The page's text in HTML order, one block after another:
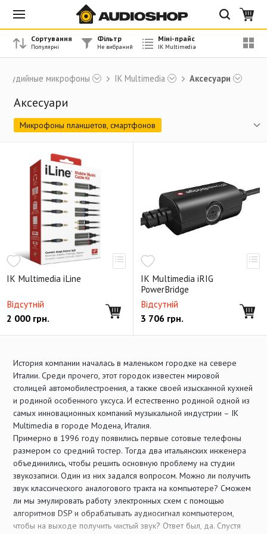
Студийные микрофоны IK Multimedia Аксесуари
Аксесуари
Микрофоны планшетов, смартфонов
Аксесуари
IK Multimedia iLine
Відсутній
2 000 грн.
IK Multimedia iRIG
PowerBridge
Відсутній
3 706 грн.
Сортування Фільтр Міні-прайс
История компании началась в маленьком городке на севере
Италии. Среди прочего, этот городок известен мировой
столицей автомобилестроения, а также своей изысканной кухней
и родиной особенного уксуса. И естественно родиной одной из
самых инновационных компаний музыкальной индустрии – IK
Multimedia в городе Модена, Италия.
Примерно в 1996 году появились первые сотовые телефоны
размером со средний тостер. Тогда два итальянских инженера
объединились, чтобы решить основную проблему на студии
звукозаписи. Один из них задался вопросом. Можно ли получить
звук классического аналогового тракта на компьютере? Сможем
ли мы эмулировать работу электронных схем с помощью
алгоритмов DSP и обрабатывать аудиосигнал компьютером,
чтобы на выходе получить чистый звук? Ответ был, да. Спустя